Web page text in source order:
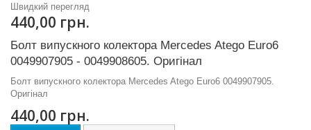
Швидкий перегляд
440,00 грн.
Болт випускного колектора Mercedes Atego Euro6
0049907905 - 0049908605. Оригінал
Болт випускного колектора Mercedes Atego Euro6 0049907905.
Оригінал
440,00 грн.